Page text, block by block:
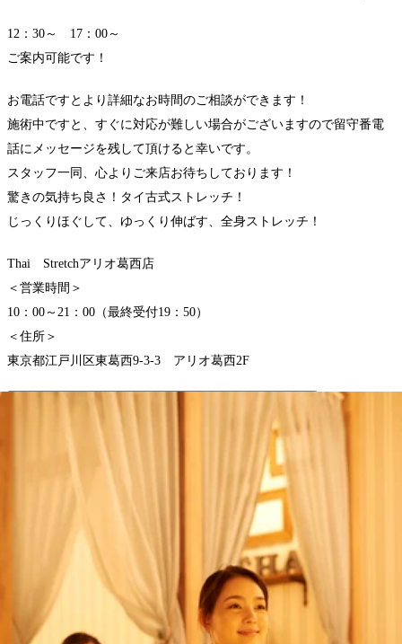
12：30～ 17：00～
ご案内可能です！
お電話ですとより詳細なお時間のご相談ができます！
施術中ですと、すぐに対応が難しい場合がございますので留守番電
話にメッセージを残して頂けると幸いです。
スタッフ一同、心よりご来店お待ちしております！
驚きの気持ち良さ！タイ古式ストレッチ！
じっくりほぐして、ゆっくり伸ばす、全身ストレッチ！
Thai Stretchアリオ葛西店
＜営業時間＞
10：00～21：00（最終受付19：50）
＜住所＞
東京都江戸川区東葛西9-3-3 アリオ葛西2F
03-6808-5366
最近のブログ
気圧の変化に注意！
こんにちは！！Thai Stretchアリオ葛西店の鬼木です♪今朝は
晴天ですが、台風が近くに発生している影響で、午後は一部
の地域で雨雲がかかるようです。昨日は葛西でも突発的に雨
が降りましたね・・気圧の変化で疲労も出やすくなっていま
すので、ストレッチで身体と心をゆるめ、自律神経を整えて
たんぱく質摂ってますか？